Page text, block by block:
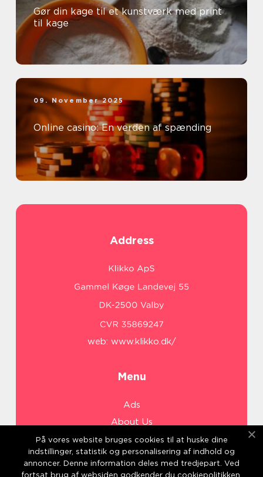
Gør din kage til et kunstværk med print
til kage
09. November 2025
Online casino: En verden af spænding
Address
web: www.klikko.dk/
Menu
Ads
About Us
Cookies
Contact
Sitemap
På vores website bruges cookies til at huske dine
indstillinger, statistik og personalisering af indhold og
annoncer. Denne information deles med tredjepart. Ved
fortsat brug af websiden godkender du cookiepolitikken.